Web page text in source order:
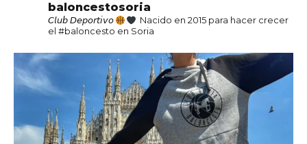
baloncestosoria
𝘊𝘭𝘶𝘣 𝘋𝘦𝘱𝘰𝘳𝘵𝘪𝘷𝘰
Nacido en 2015 para hacer crecer
el #baloncesto en Soria